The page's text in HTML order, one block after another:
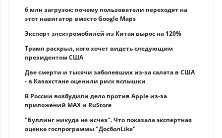
6 млн загрузок: почему пользователи переходят на
этот навигатор вместо Google Maps
Экспорт электромобилей из Китая вырос на 120%
Трамп раскрыл, кого хочет видеть следующим
президентом США
Две смерти и тысячи заболевших из-за салата в США
- в Казахстане оценили риск вспышки
В России возбудили дело против Apple из-за
приложений MAX и RuStore
"Буллинг никуда не исчез". Что показала экспертная
оценка госпрограммы "ДосболLike"